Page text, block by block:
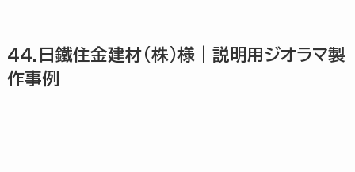
44.日鐵住金建材(株)様｜説明用ジオラマ製
作事例